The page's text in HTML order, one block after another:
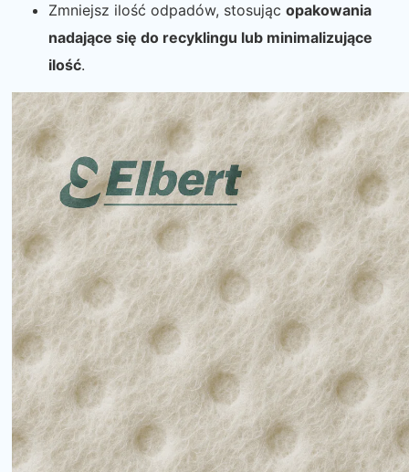
Zmniejsz ilość odpadów, stosując opakowania
nadające się do recyklingu lub minimalizujące
ilość.